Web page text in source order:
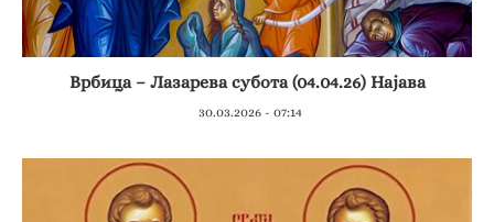
Врбица – Лазарева субота (04.04.26) Најава
30.03.2026 - 07:14